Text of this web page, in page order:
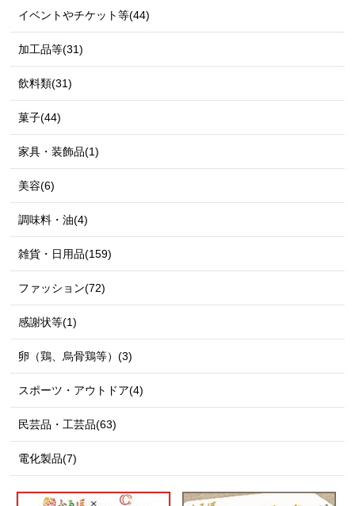
イベントやチケット等(44)
加工品等(31)
飲料類(31)
菓子(44)
家具・装飾品(1)
美容(6)
調味料・油(4)
雑貨・日用品(159)
ファッション(72)
感謝状等(1)
卵（鶏、烏骨鶏等）(3)
スポーツ・アウトドア(4)
民芸品・工芸品(63)
電化製品(7)